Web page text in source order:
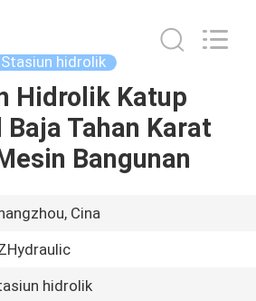
Stasiun hidrolik
Hidrolik Katup
Tahan Karat
Bangunan
Cina
hidrolik